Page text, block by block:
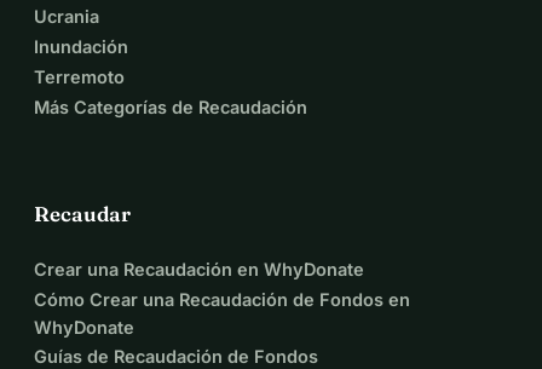
I N T E R V I S T A S
Inventando Historias Entrevista con
Absorbiendo la Ciudad Entrevista con
Lewczuk
Futuro. La Necesidad de Estilo.
SECCIÓN HISTÓRICA
Cómo Perdimos el Sentido de la Materialidad en la
Ropa y Cómo Recuperarlo
D I C C I O N A R I O S
Diccionario Terminológico de Moda: Textiles &
Ucrania
Inundación
Terremoto
Más Categorías de Recaudación
Recaudar
Crear una Recaudación en WhyDonate
Cómo Crear una Recaudación de Fondos en
WhyDonate
Guías de Recaudación de Fondos